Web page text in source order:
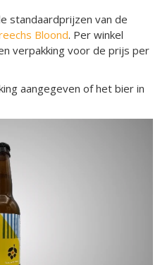
standaardprijzen van de
Bloond. Per winkel
verpakking voor de prijs per
aangegeven of het bier in